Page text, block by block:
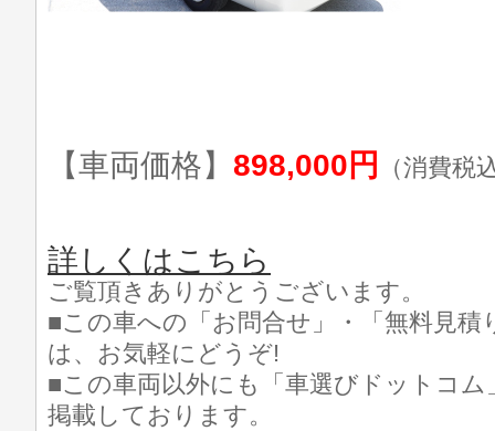
【車両価格】 898,000円 （消費税
詳しくはこちら
ご覧頂きありがとうございます。
■この車への「お問合せ」・「無料見積
は、お気軽にどうぞ!
■この車両以外にも「車選びドットコ
掲載しております。